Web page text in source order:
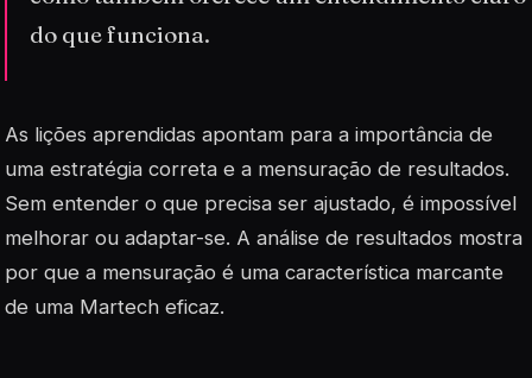
do que funciona.
As lições aprendidas apontam para a importância de
uma estratégia correta e a mensuração de resultados.
Sem entender o que precisa ser ajustado, é impossível
melhorar ou adaptar-se. A análise de resultados mostra
por que a mensuração é uma característica marcante
de uma Martech eficaz.